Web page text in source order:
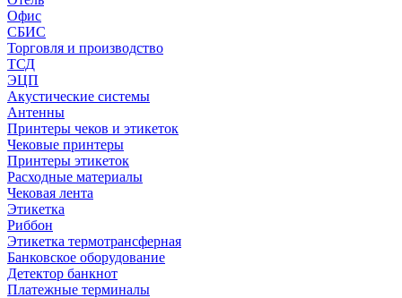
Офис
СБИС
Торговля и производство
ТСД
ЭЦП
Акустические системы
Антенны
Принтеры чеков и этикеток
Чековые принтеры
Принтеры этикеток
Расходные материалы
Чековая лента
Этикетка
Риббон
Этикетка термотрансферная
Банковское оборудование
Детектор банкнот
Платежные терминалы